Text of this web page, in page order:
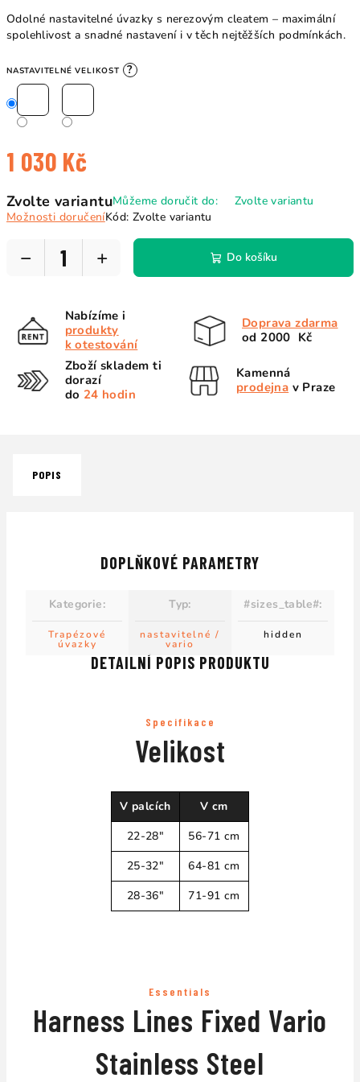
Odolné nastavitelné úvazky s nerezovým cleatem – maximální
spolehlivost a snadné nastavení i v těch nejtěžších podmínkách.
NASTAVITELNÉ VELIKOST ?
1 030 Kč
cena:
Zvolte variantuMůžeme doručit do:
Zvolte variantu
Možnosti doručeníKód: Zvolte variantu
+
− Do košíku
Nabízíme i
produkty
k otestování
Doprava zdarma
od 2000 Kč
Zboží skladem ti
dorazí
do 24 hodin
Kamenná
prodejna v Praze
POPIS
DETAILNÍ POPIS PRODUKTU
Specifikace
Velikost
V palcích
V cm
22-28"
56-71 cm
25-32"
64-81 cm
28-36"
71-91 cm
Essentials
Harness Lines Fixed Vario
Stainless Steel
DOPLŇKOVÉ PARAMETRY
Kategorie:
Trapézové
úvazky
Typ:
nastavitelné /
vario
#sizes_table#:
hidden